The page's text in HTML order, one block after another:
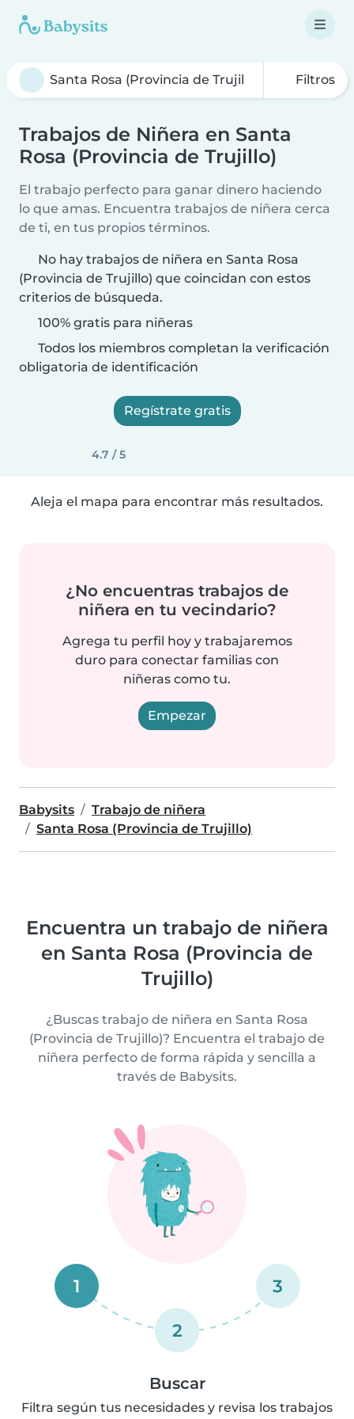
Filtros
Trabajos de Niñera en Santa
Rosa (Provincia de Trujillo)
El trabajo perfecto para ganar dinero haciendo
lo que amas. Encuentra trabajos de niñera cerca
de ti, en tus propios términos.
No hay trabajos de niñera en Santa Rosa
(Provincia de Trujillo) que coincidan con estos
criterios de búsqueda.
100% gratis para niñeras
Todos los miembros completan la verificación
obligatoria de identificación
Regístrate gratis
4.7 / 5
Aleja el mapa para encontrar más resultados.
¿No encuentras trabajos de
niñera en tu vecindario?
Agrega tu perfil hoy y trabajaremos
duro para conectar familias con
niñeras como tu.
Empezar
Babysits
Trabajo de niñera
Santa Rosa (Provincia de Trujillo)
Encuentra un trabajo de niñera
en Santa Rosa (Provincia de
Trujillo)
¿Buscas trabajo de niñera en Santa Rosa
(Provincia de Trujillo)? Encuentra el trabajo de
niñera perfecto de forma rápida y sencilla a
través de Babysits.
1
2
3
Buscar
Filtra según tus necesidades y revisa los trabajos